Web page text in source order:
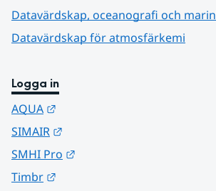
Datavärdskap, oceanografi och
Datavärdskap för atmosfärkemi
Logga in
AQUA
SIMAIR
SMHI Pro
Timbr